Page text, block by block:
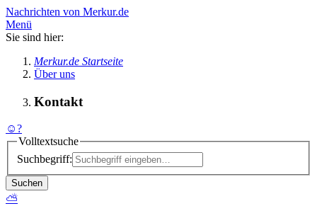
Nachrichten von Merkur.de
Menü
Sie sind hier:
Merkur.de Startseite
Über uns
Kontakt
☺?
Volltextsuche
Suchbegriff:
Suchen
⛅